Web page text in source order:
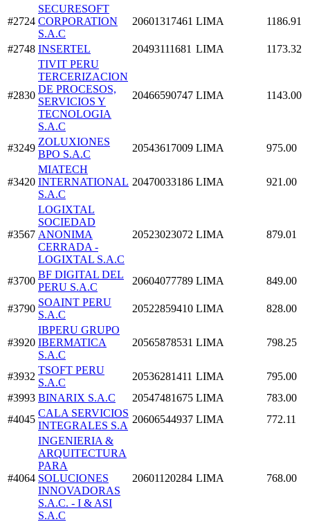
#2724
SECURESOFT
CORPORATION
S.A.C
20601317461 LIMA 1186.91
#2748 INSERTEL 20493111681 LIMA 1173.32
#2830
TIVIT PERU
TERCERIZACION
DE PROCESOS,
SERVICIOS Y
TECNOLOGIA
S.A.C
20466590747 LIMA 1143.00
#3249
ZOLUXIONES
BPO S.A.C
20543617009 LIMA 975.00
#3420
MIATECH
INTERNATIONAL
S.A.C
20470033186 LIMA 921.00
#3567
LOGIXTAL
SOCIEDAD
ANONIMA
CERRADA -
LOGIXTAL S.A.C
20523023072 LIMA 879.01
#3700
BF DIGITAL DEL
PERU S.A.C
20604077789 LIMA 849.00
#3790
SOAINT PERU
S.A.C
20522859410 LIMA 828.00
#3920
IBPERU GRUPO
IBERMATICA
S.A.C
20565878531 LIMA 798.25
#3932
TSOFT PERU
S.A.C
20536281411 LIMA
795.00
#3993 BINARIX S.A.C 20547481675 LIMA
783.00
#4045
CALA SERVICIOS
INTEGRALES S.A
20606544937 LIMA 772.11
#4064
INGENIERIA &
ARQUITECTURA
PARA
SOLUCIONES
INNOVADORAS
S.A.C. - I & ASI
S.A.C
20601120284 LIMA 768.00